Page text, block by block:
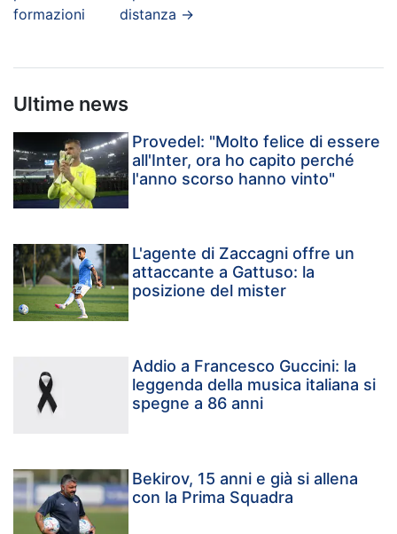
formazioni
distanza →
Ultime news
Provedel: "Molto felice di essere
all'Inter, ora ho capito perché
l'anno scorso hanno vinto"
L'agente di Zaccagni offre un
attaccante a Gattuso: la
posizione del mister
Addio a Francesco Guccini: la
leggenda della musica italiana si
spegne a 86 anni
Bekirov, 15 anni e già si allena
con la Prima Squadra